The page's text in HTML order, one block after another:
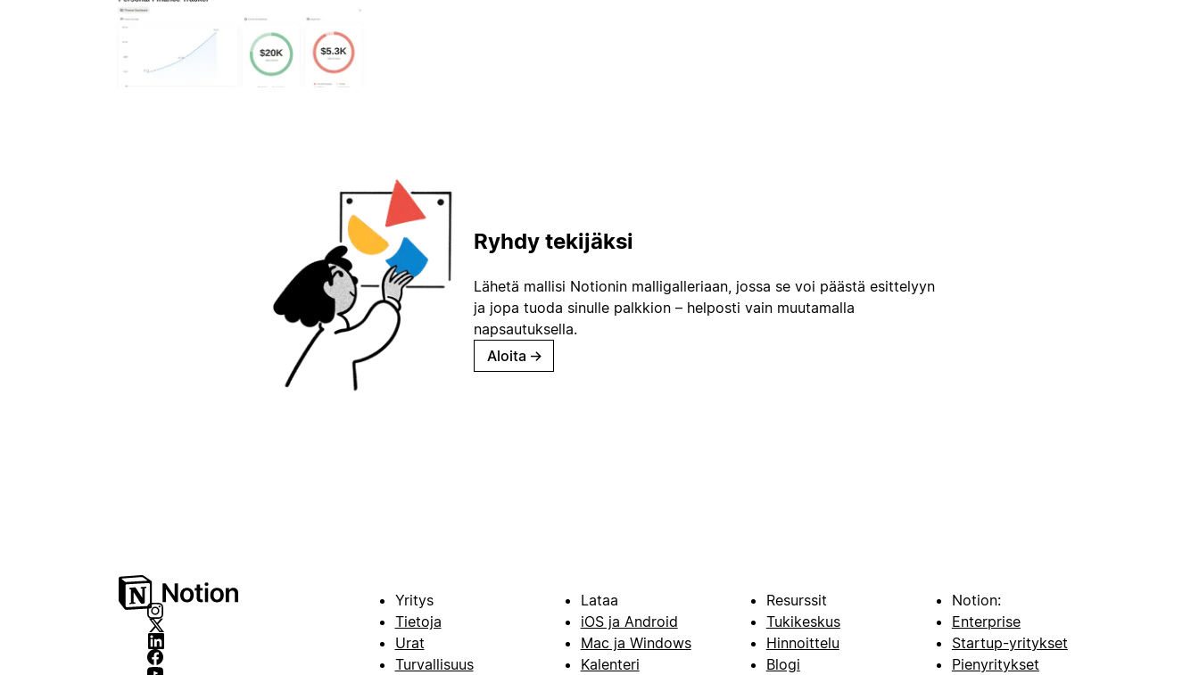
Ryhdy tekijäksi
Lähetä mallisi Notionin malligalleriaan, jossa se voi päästä esittelyyn
ja jopa tuoda sinulle palkkion – helposti vain muutamalla
napsautuksella.
Aloita →
Yritys
Tietoja
Urat
Turvallisuus
Lataa
iOS ja Android
Mac ja Windows
Kalenteri
Resurssit
Tukikeskus
Hinnoittelu
Blogi
Notion:
Enterprise
Startup-yritykset
Pienyritykset